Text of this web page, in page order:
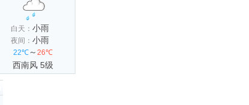
白天： 小雨
夜间： 小雨
22℃ ～ 26℃
西南风 5级